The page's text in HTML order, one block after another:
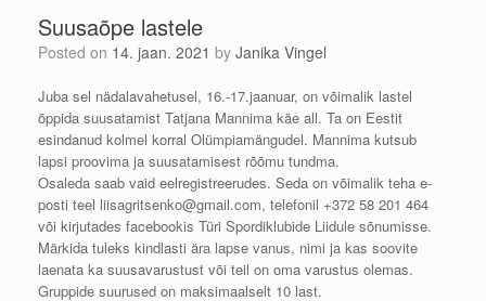
Suusaõpe lastele
Posted on 14. jaan. 2021 by Janika Vingel
Juba sel nädalavahetusel, 16.-17.jaanuar, on võimalik lastel
õppida suusatamist Tatjana Mannima käe all. Ta on Eestit
esindanud kolmel korral Olümpiamängudel. Mannima kutsub
lapsi proovima ja suusatamisest rõõmu tundma.
Osaleda saab vaid eelregistreerudes. Seda on võimalik teha e-
posti teel liisagritsenko@gmail.com, telefonil +372 58 201 464
või kirjutades facebookis Türi Spordiklubide Liidule sõnumisse.
Märkida tuleks kindlasti ära lapse vanus, nimi ja kas soovite
laenata ka suusavarustust või teil on oma varustus olemas.
Gruppide suurused on maksimaalselt 10 last.